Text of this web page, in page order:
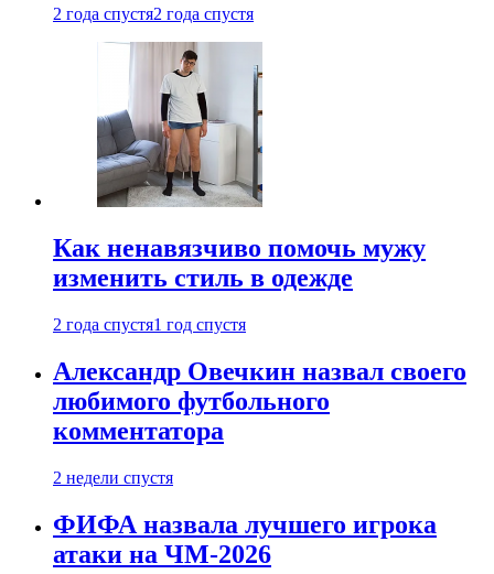
2 года спустя2 года спустя
Как ненавязчиво помочь мужу
изменить стиль в одежде
2 года спустя1 год спустя
Александр Овечкин назвал своего
любимого футбольного
комментатора
2 недели спустя
ФИФА назвала лучшего игрока
атаки на ЧМ-2026